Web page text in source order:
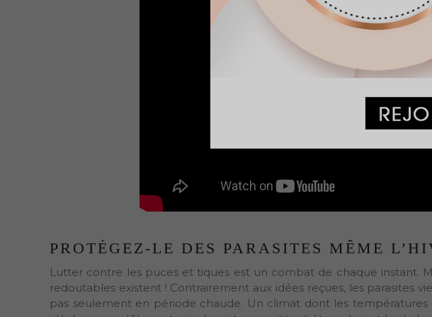
PROTÉGEZ-LE DES PARASITES MÊME
Lutter contre les puces et tiques est un combat de chaque instant.
redoutables existent ! Contrairement aux idées reçues, les parasites
pas seulement en période chaude. Un climat dont les